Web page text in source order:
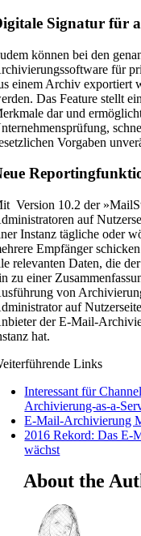
Signatur für
können bei den
für
einem Archiv exportiert
Das Feature stellt
dar und
Vorgaben
Version 10.2 der
auf
Instanz tägliche oder
Empfänger
relevanten Daten, die
zu einer
von
auf
der E-Mail-
hat.
Links
Interessant für
Archivierung-as-a-
E-Mail-Archivierung
2016 Rekord: Das E-
wächst
About the